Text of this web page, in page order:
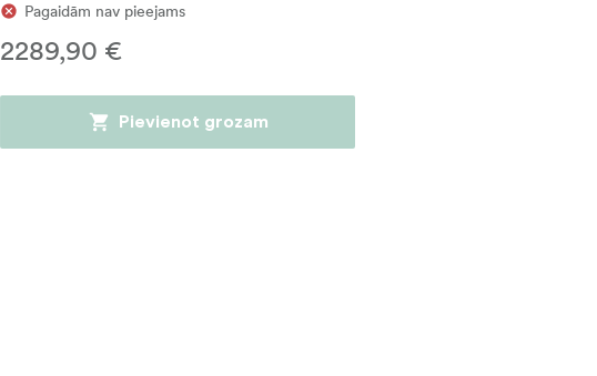
Pagaidām nav pieejams
2289,90 €
Pievienot grozam